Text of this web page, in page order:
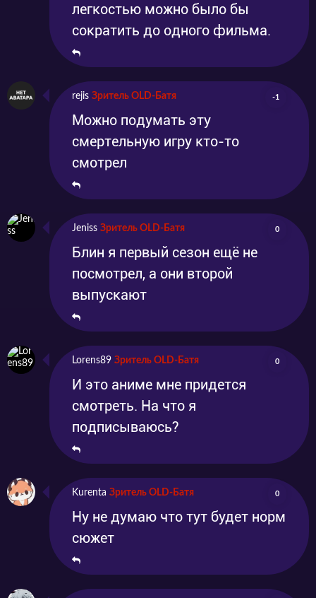
легкостью можно было бы
сократить до одного фильма.
rejis Зритель OLD-Батя -1
Можно подумать эту
смертельную игру кто-то
смотрел
Jeniss Зритель OLD-Батя 0
Блин я первый сезон ещё не
посмотрел, а они второй
выпускают
Lorens89 Зритель OLD-Батя 0
И это аниме мне придется
смотреть. На что я
подписываюсь?
Kurenta Зритель OLD-Батя 0
Ну не думаю что тут будет норм
сюжет